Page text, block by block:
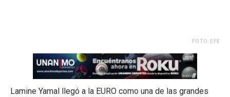
FOTO: EFE
Lamine Yamal llegó a la EURO como una de las grandes